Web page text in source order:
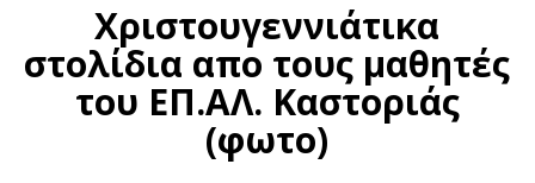
Χριστουγεννιάτικα
στολίδια απο τους μαθητές
του ΕΠ.ΑΛ. Καστοριάς
(φωτο)